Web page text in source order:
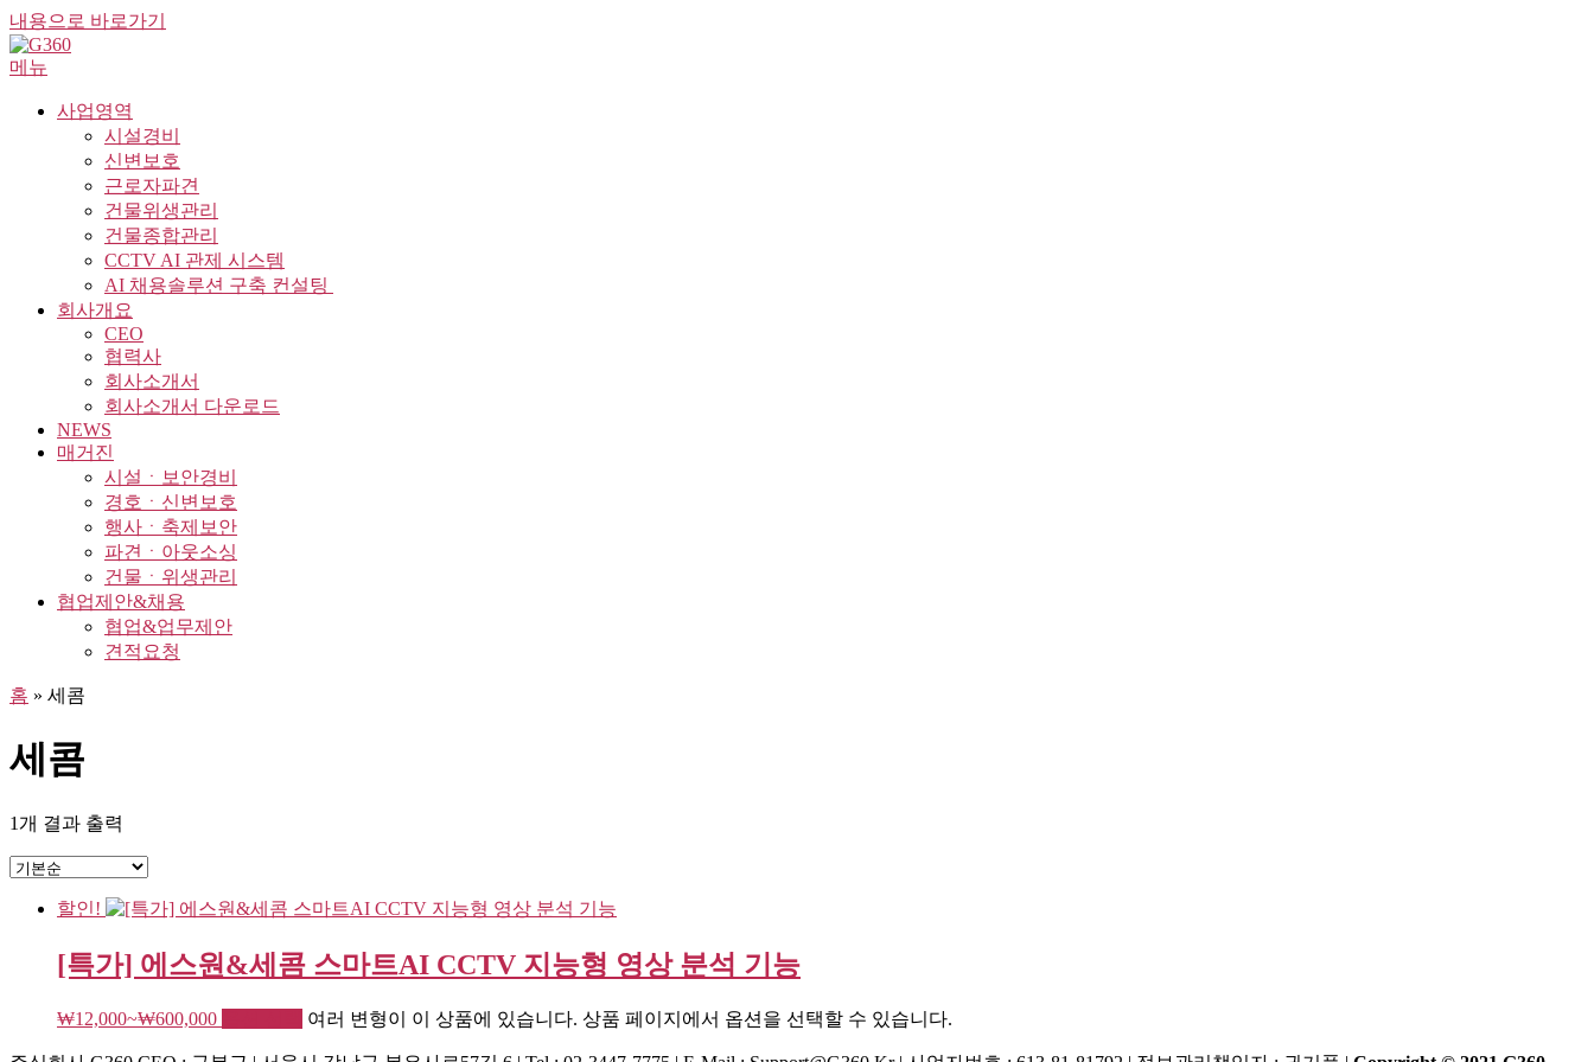
내용으로 바로가기
메뉴
사업영역
시설경비
신변보호
근로자파견
건물위생관리
건물종합관리
CCTV AI 관제 시스템
AI 채용솔루션 구축 컨설팅 ​
회사개요
CEO
협력사
회사소개서
회사소개서 다운로드
NEWS
매거진
시설ㆍ보안경비
경호ㆍ신변보호
행사ㆍ축제보안
파견ㆍ아웃소싱
건물ㆍ위생관리
협업제안&채용
협업&업무제안
견적요청
홈 » 세콤
세콤
1개 결과 출력
할인!
[특가] 에스원&세콤 스마트AI CCTV 지능형 영상 분석 기능
₩12,000~₩600,000 여러 변형이 이 상품에 있습니다. 상품 페이지에서 옵션을 선택할 수 있습니다.